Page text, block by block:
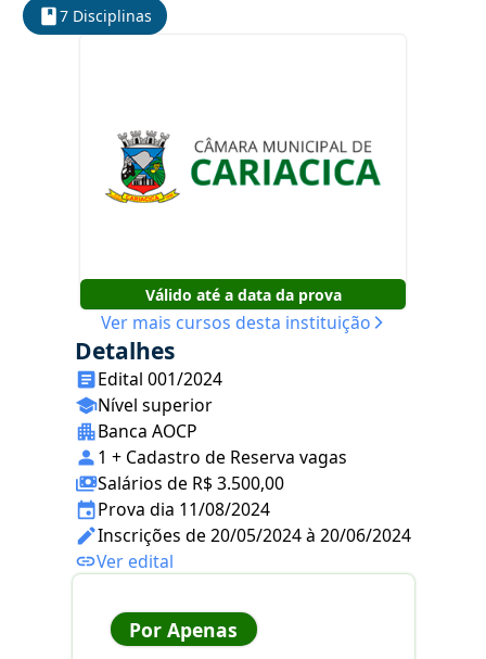
7 Disciplinas
Válido até a data da prova
Ver mais cursos desta instituição
Detalhes
Edital 001/2024
Nível superior
Banca AOCP
1 + Cadastro de Reserva vagas
Salários de R$ 3.500,00
Prova dia 11/08/2024
Inscrições de 20/05/2024 à 20/06/2024
Ver edital
Por Apenas